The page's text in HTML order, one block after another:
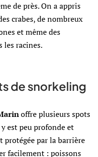
de près. On a appris
crabes, de nombreux
et même des
les racines.
de snorkeling
offre plusieurs spots
est peu profonde et
protégée par la barrière
facilement : poissons